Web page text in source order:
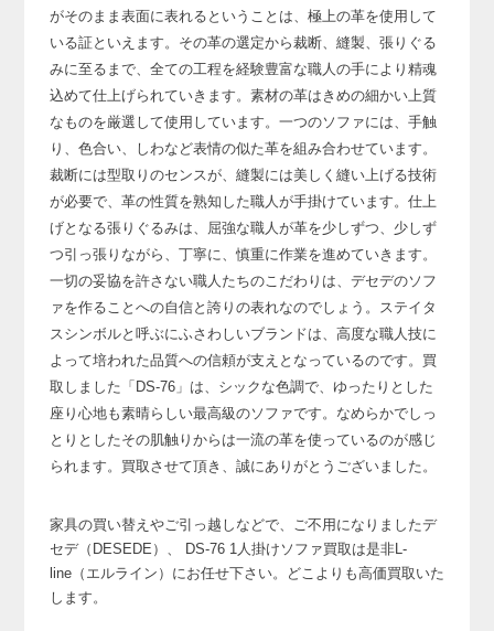
がそのまま表面に表れるということは、 極上の革を使用して
いる証といえます。 その革の選定から裁断、縫製、張りぐる
みに至るまで、 全ての工程を経験豊富な職人の手により精魂
込めて仕上げられていきます。 素材の革はきめの細かい上質
なものを厳選して使用しています。 一つのソファには、手触
り、色合い、しわなど表情の似た革を組み合わせています。
裁断には型取りのセンスが、縫製には美しく縫い上げる技術
が必要で、 革の性質を熟知した職人が手掛けています。 仕上
げとなる張りぐるみは、屈強な職人が革を少しずつ、少しず
つ引っ張りながら、 丁寧に、慎重に作業を進めていきます。
一切の妥協を許さない職人たちのこだわりは、デセデのソフ
ァを作ることへの自信と誇りの表れなのでしょう。 ステイタ
スシンボルと呼ぶにふさわしいブランドは、 高度な職人技に
よって培われた品質への信頼が支えとなっているのです。 買
取しました「DS-76」は、シックな色調で、 ゆったりとした
座り心地も素晴らしい最高級のソファです。 なめらかでしっ
とりとしたその肌触りからは一流の革を使っているのが感じ
られます。 買取させて頂き、誠にありがとうございました。
家具の買い替えやご引っ越しなどで、ご不用になりましたデ
セデ（DESEDE）、
DS-76 1人掛けソファ買取は是非L-
line（エルライン）にお任せ下さい。どこよりも高価買取いた
します。